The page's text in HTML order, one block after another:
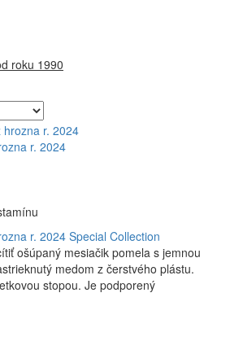
roku 1990
privátnou firmou na
a výberové vína. Ako prví sme
sólo spracované vína z tokajských
a Muškát žltý reduktívnou
najmodernejšími
riadenej fermentácie.
r. 2024
r. 2024 Special Collection
ošúpaný mesiačik pomela s jemnou
medom z čerstvého plástu.
stopou. Je podporený